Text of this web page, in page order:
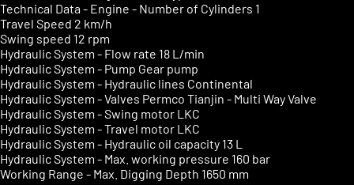
Technical Data - Engine - Number of Cylinders 1
Travel Speed 2 km/h
Swing speed 12 rpm
Hydraulic System - Flow rate 18 L/min
Hydraulic System - Pump Gear pump
Hydraulic System - Hydraulic lines Continental
Hydraulic System - Valves Permco Tianjin - Multi Way Valve
Hydraulic System - Swing motor LKC
Hydraulic System - Travel motor LKC
Hydraulic System - Hydraulic oil capacity 13 L
Hydraulic System - Max. working pressure 160 bar
Working Range - Max. Digging Depth 1650 mm